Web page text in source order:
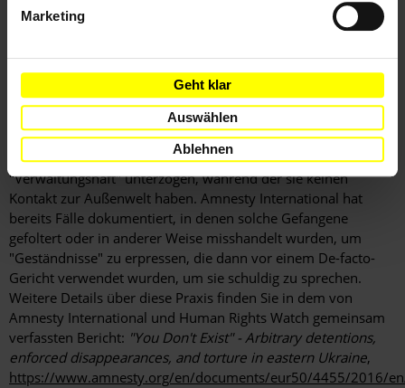
Marketing
Geht klar
Auswählen
Ablehnen
begannen die Behörden in Kiew mit einer, wie sie sagten,
"Antiterroroperation" (antiteroristichna operatsiya – ATO), die
In den selbsternannten Republiken operieren lokale
Sicherheitsdienste ohne Kontrolle, nehmen Personen
willkürlich fest und inhaftieren sie in eigenen Haftzentren. Oft
werden die Gefangenen einer 30 Tage währenden
"Verwaltungshaft" unterzogen, während der sie keinen
Kontakt zur Außenwelt haben. Amnesty International hat
bereits Fälle dokumentiert, in denen solche Gefangene
gefoltert oder in anderer Weise misshandelt wurden, um
"Geständnisse" zu erpressen, die dann vor einem De-facto-
Gericht verwendet wurden, um sie schuldig zu sprechen.
Weitere Details über diese Praxis finden Sie in dem von
Amnesty International und Human Rights Watch gemeinsam
verfassten Bericht: "You Don't Exist" - Arbitrary detentions,
enforced disappearances, and torture in eastern Ukraine,
https://www.amnesty.org/en/documents/eur50/4455/2016/